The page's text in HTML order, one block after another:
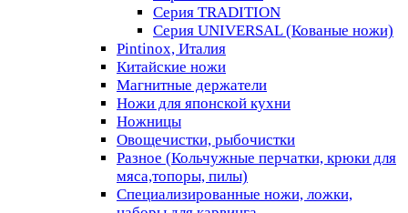
Серия TRADITION
Серия UNIVERSAL (Кованые ножи)
Pintinox, Италия
Китайские ножи
Магнитные держатели
Ножи для японской кухни
Ножницы
Овощечистки, рыбочистки
Разное (Кольчужные перчатки, крюки для
мяса,топоры, пилы)
Специализированные ножи, ложки,